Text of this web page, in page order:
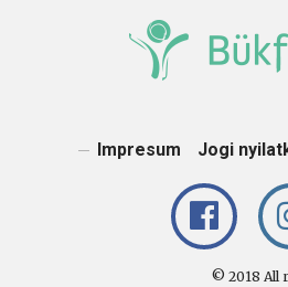
Impresum Jogi
© 2018 All